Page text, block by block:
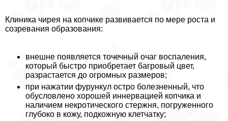
Клиника чирея на копчике развивается по мере роста и
созревания образования:
внешне появляется точечный очаг воспаления,
который быстро приобретает багровый цвет,
разрастается до огромных размеров;
при нажатии фурункул остро болезненный, что
обусловлено хорошей иннервацией копчика и
наличием некротического стержня, погруженного
глубоко в кожу, подкожную клетчатку;